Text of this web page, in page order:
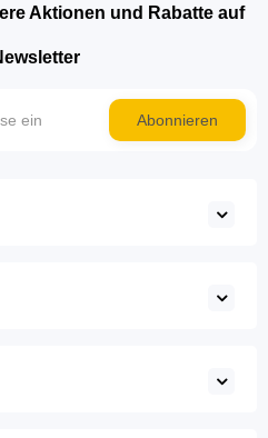
Aktionen und Rabatte auf
Abonnieren